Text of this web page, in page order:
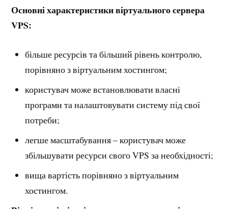
Основні характеристики віртуального сервера
VPS:
більше ресурсів та більший рівень контролю,
порівняно з віртуальним хостингом;
користувач може встановлювати власні
програми та налаштовувати систему під свої
потреби;
легше масштабування – користувач може
збільшувати ресурси свого VPS за необхідності;
вища вартість порівняно з віртуальним
хостингом.